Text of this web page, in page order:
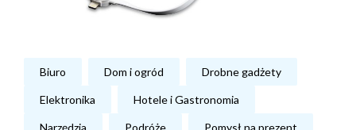
Biuro Dom i ogród Drobne gadżety
Elektronika Hotele i Gastronomia